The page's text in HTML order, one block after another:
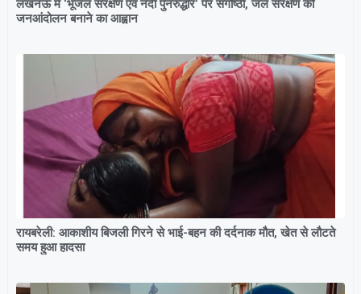
लखनऊ में ‘भूजल संरक्षण एवं नदी पुनरुद्धार’ पर संगोष्ठी, जल संरक्षण को
जनआंदोलन बनाने का आह्वान
रायबरेली: आकाशीय बिजली गिरने से भाई-बहन की दर्दनाक मौत, खेत से लौटते
समय हुआ हादसा